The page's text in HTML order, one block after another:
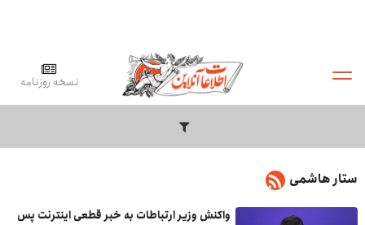
نسخه روزنامه
ستار هاشمی
واکنش وزیر ارتباطات به خبر قطعی اینترنت پس